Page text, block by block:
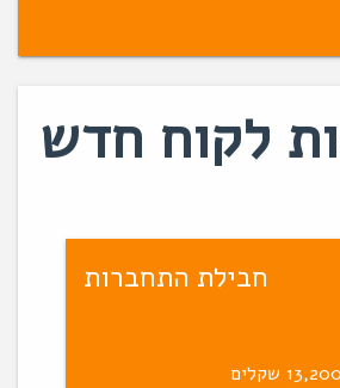
לקוח חדש
חבילת התחברות